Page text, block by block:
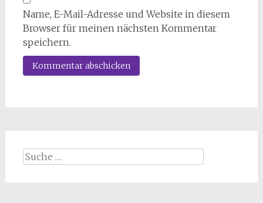
Name, E-Mail-Adresse und Website in diesem
Browser für meinen nächsten Kommentar
speichern.
Suche